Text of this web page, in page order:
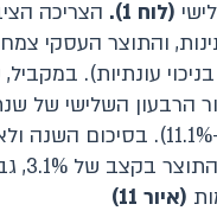
(לוח 1).
הצריכה
עונתיות). במקביל,
מעלה ל-12.7% (מ-11.1%).
נתוני
(איור 11)